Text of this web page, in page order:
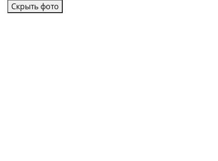
Скрыть фото